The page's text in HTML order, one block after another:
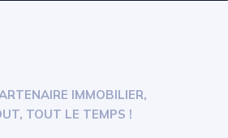
IMMOBILIER,
TOUT LE TEMPS !